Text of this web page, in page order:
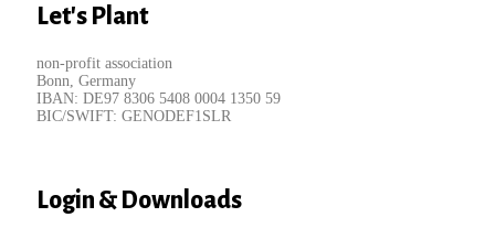
Let's Plant
non-profit association
Bonn, Germany
IBAN: DE97 8306 5408 0004 1350 59
BIC/SWIFT: GENODEF1SLR
Login & Downloads